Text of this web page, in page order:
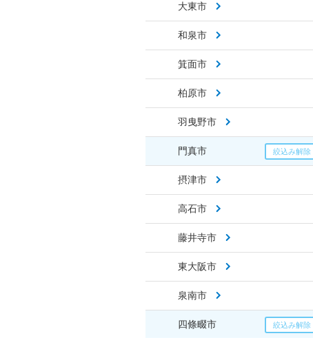
大東市
和泉市
箕面市
柏原市
羽曳野市
門真市
摂津市
高石市
藤井寺市
東大阪市
泉南市
四條畷市